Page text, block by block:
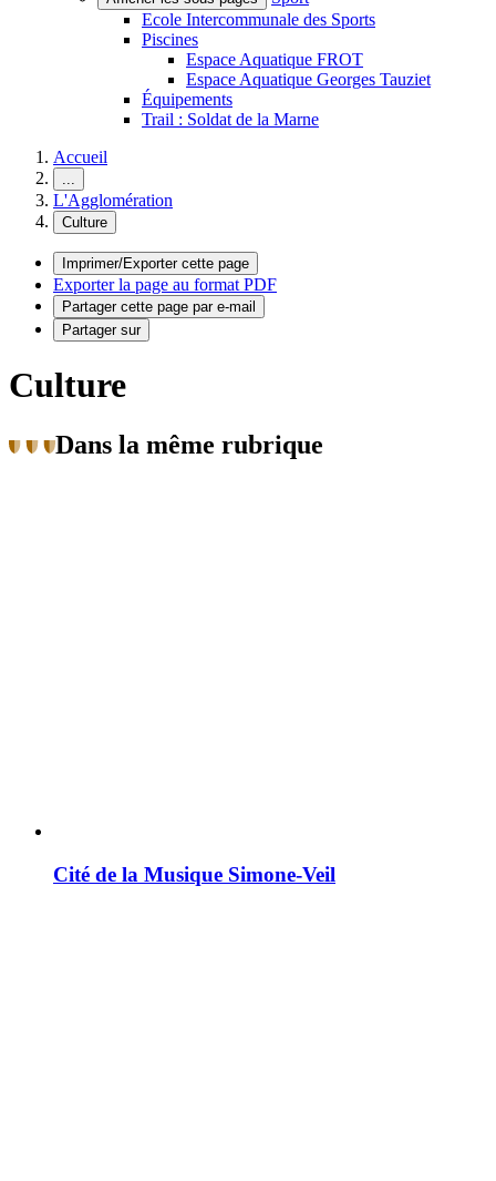
Ecole Intercommunale des Sports
Piscines
Espace Aquatique FROT
Espace Aquatique Georges Tauziet
Équipements
Trail : Soldat de la Marne
Accueil
...
L'Agglomération
Culture
Imprimer/Exporter cette page
Exporter la page au format PDF
Partager cette page par e-mail
Partager sur
Culture
Dans la même rubrique
Cité de la Musique Simone-Veil